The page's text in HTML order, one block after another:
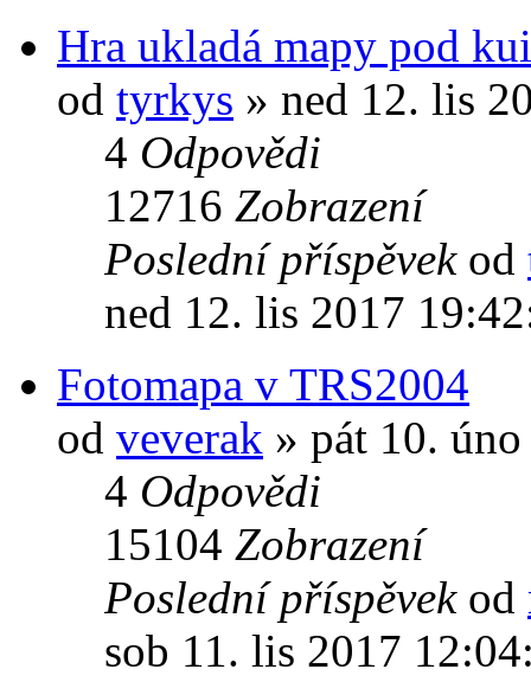
Hra ukladá mapy pod
od tyrkys » ned 12. lis
4 Odpovědi
12716 Zobrazení
Poslední příspěvek od
ned 12. lis 2017
Fotomapa v TRS2004
od veverak » pát 10.
4 Odpovědi
15104 Zobrazení
Poslední příspěvek od
sob 11. lis 2017